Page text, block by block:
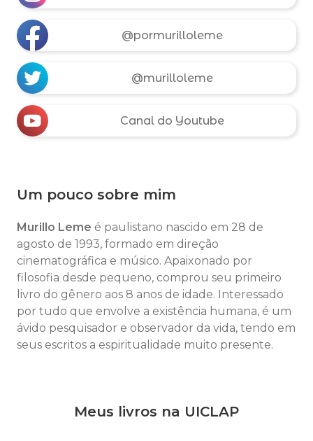
@pormurilloleme
@murilloleme
Canal do Youtube
Um pouco sobre mim
Murillo Leme é paulistano nascido em 28 de
agosto de 1993, formado em direção
cinematográfica e músico. Apaixonado por
filosofia desde pequeno, comprou seu primeiro
livro do gênero aos 8 anos de idade. Interessado
por tudo que envolve a existência humana, é um
ávido pesquisador e observador da vida, tendo em
seus escritos a espiritualidade muito presente.
Meus livros na UICLAP